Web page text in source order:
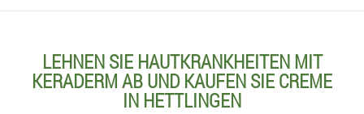
LEHNEN SIE HAUTKRANKHEITEN MIT
KERADERM AB UND KAUFEN SIE CREME
IN HETTLINGEN